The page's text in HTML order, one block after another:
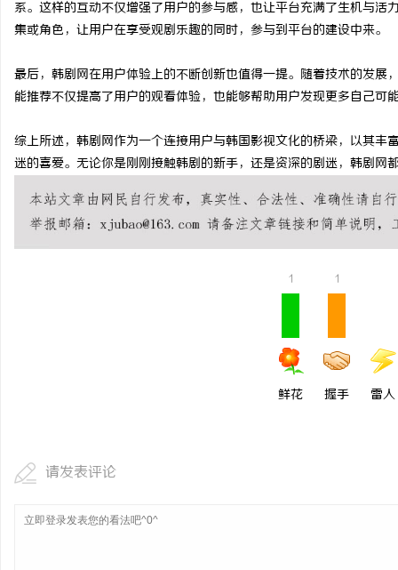
系。这样的互动不仅增强了用户的参与感，也让平台充满了生机与
集或角色，让用户在享受观剧乐趣的同时，参与到平台的建设中来。
最后，韩剧网在用户体验上的不断创新也值得一提。随着技术的发
能推荐不仅提高了用户的观看体验，也能够帮助用户发现更多自己可
综上所述，韩剧网作为一个连接用户与韩国影视文化的桥梁，以其
迷的喜爱。无论你是刚刚接触韩剧的新手，还是资深的剧迷，韩剧网
1
鲜花
1
握手 雷人
请发表评论
槟榔批发市场现状及未